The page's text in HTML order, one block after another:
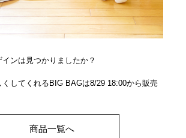
ンは見つかりましたか？
くしてくれるBIG BAGは8/29 18:00から販売
商品一覧へ